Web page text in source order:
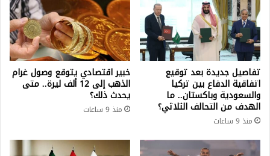
تفاصيل جديدة بعد توقيع
اتفاقية الدفاع بين تركيا
والسعودية وباكستان.. ما
الهدف من التحالف الثلاثي؟
منذ 9 ساعات
خبير اقتصادي يتوقع وصول غرام
الذهب إلى 12 ألف ليرة.. متى
يحدث ذلك؟
منذ 9 ساعات